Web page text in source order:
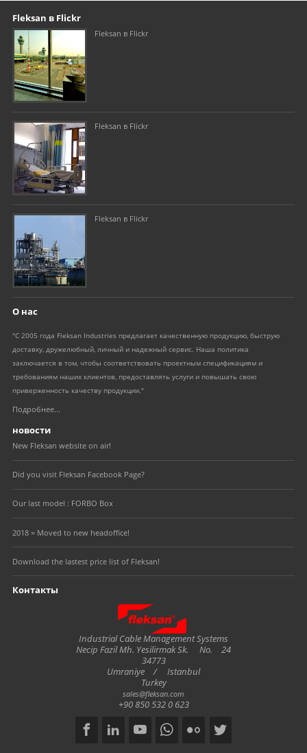
Our footer
Footer content
Fleksan в Flickr
Fleksan в Flickr
Fleksan в Flickr
Fleksan в Flickr
О нас
"С 2005 года Fleksan Industries предлагает качественную продукцию, быструю
доставку, дружелюбный, личный и надежный сервис. Наша политика
заключается в том, чтобы соответствовать проектным спецификациям и
требованиям наших клиентов, предоставлять услуги и повышать свою
приверженность качеству продукции."
Подробнее...
новости
New Fleksan website on air!
Did you visit Fleksan Facebook Page?
Our last model : FORBO Box
2018 = Moved to new headoffice!
Download the lastest price list of Fleksan!
Контакты
Industrial Cable Management Systems
Necip Fazil Mh. Yesilirmak Sk.
No.
24
34773
Umraniye
/
Istanbul
Turkey
sales@fleksan.com
+90 850 532 0 623